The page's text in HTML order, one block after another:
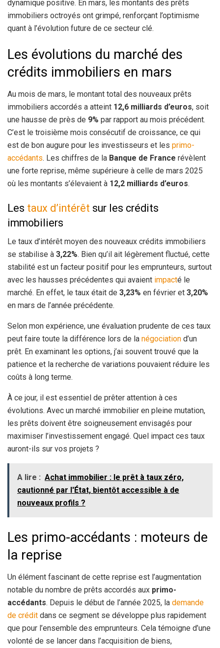
dynamique positive. En mars, les montants des prêts
immobiliers octroyés ont grimpé, renforçant l’optimisme
quant à l’évolution future de ce secteur clé.
Les évolutions du marché des
crédits immobiliers en mars
Au mois de mars, le montant total des nouveaux prêts
immobiliers accordés a atteint 12,6 milliards d’euros, soit
une hausse de près de 9% par rapport au mois précédent.
C’est le troisième mois consécutif de croissance, ce qui
est de bon augure pour les investisseurs et les primo-
accédants. Les chiffres de la Banque de France révèlent
une forte reprise, même supérieure à celle de mars 2025
où les montants s’élevaient à 12,2 milliards d’euros.
Les taux d’intérêt sur les crédits
immobiliers
Le taux d’intérêt moyen des nouveaux crédits immobiliers
se stabilise à 3,22%. Bien qu’il ait légèrement fluctué, cette
stabilité est un facteur positif pour les emprunteurs, surtout
avec les hausses précédentes qui avaient impacté le
marché. En effet, le taux était de 3,23% en février et 3,20%
en mars de l’année précédente.
Selon mon expérience, une évaluation prudente de ces taux
peut faire toute la différence lors de la négociation d’un
prêt. En examinant les options, j’ai souvent trouvé que la
patience et la recherche de variations pouvaient réduire les
coûts à long terme.
À ce jour, il est essentiel de prêter attention à ces
évolutions. Avec un marché immobilier en pleine mutation,
les prêts doivent être soigneusement envisagés pour
maximiser l’investissement engagé. Quel impact ces taux
auront-ils sur vos projets ?
A lire : Achat immobilier : le prêt à taux zéro,
cautionné par l'État, bientôt accessible à de
nouveaux profils ?
Les primo-accédants : moteurs de
la reprise
Un élément fascinant de cette reprise est l’augmentation
notable du nombre de prêts accordés aux primo-
accédants. Depuis le début de l’année 2025, la demande
de crédit dans ce segment se développe plus rapidement
que pour l’ensemble des emprunteurs. Cela témoigne d’une
volonté de se lancer dans l’acquisition de biens,